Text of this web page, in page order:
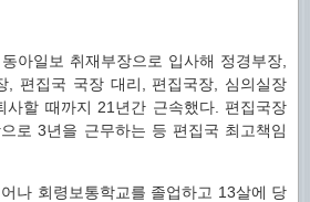
아일보 취재부장으로 입사해 정경부장,
, 편집국 국장 대리, 편집국장, 심의실장
할 때까지 21년간 근속했다. 편집국장
로 3년을 근무하는 등 편집국 최고책임
나 회령보통학교를 졸업하고 13살에 당